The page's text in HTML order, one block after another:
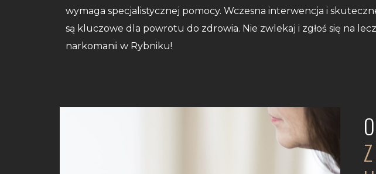
wymaga specjalistycznej pomocy. Wczesna interwencja i
są kluczowe dla powrotu do zdrowia. Nie zwlekaj i zgłoś się na
narkomanii w Rybniku!